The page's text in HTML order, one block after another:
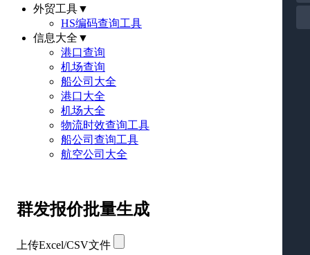
外贸工具▼
HS编码查询工具
信息大全 ▼
港口查询
机场查询
船公司大全
港口大全
机场大全
物流时效查询工具
船公司查询工具
航空公司大全
群发报价批量生成
上传Excel/CSV文件